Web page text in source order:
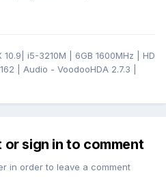
10.9| i5-3210M | 6GB 1600MHz | HD
| Audio - VoodooHDA 2.7.3 |
sign in to comment
in order to leave a comment